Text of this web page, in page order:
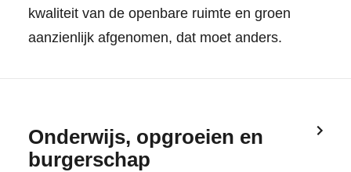
kwaliteit van de openbare ruimte en groen
aanzienlijk afgenomen, dat moet anders.
Onderwijs, opgroeien en
burgerschap